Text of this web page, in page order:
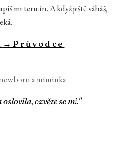
mi termín. A když ještě váháš,
→Průvodce
newborn a miminka
ozvěte se mi."